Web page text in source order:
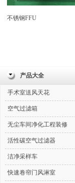
不锈钢FFU
产品大全
手术室送风天花
空气过滤箱
无尘车间净化工程装修
活性碳空气过滤器
洁净采样车
快速卷帘门风淋室